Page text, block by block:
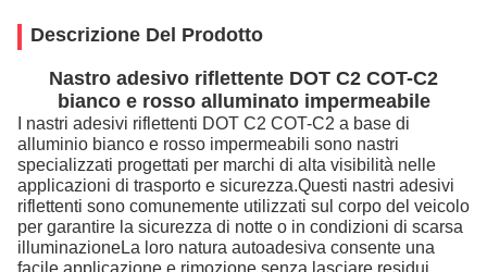
Descrizione Del Prodotto
Nastro adesivo riflettente DOT C2 COT-C2
bianco e rosso alluminato impermeabile
I nastri adesivi riflettenti DOT C2 COT-C2 a base di
alluminio bianco e rosso impermeabili sono nastri
specializzati progettati per marchi di alta visibilità nelle
applicazioni di trasporto e sicurezza.Questi nastri adesivi
riflettenti sono comunemente utilizzati sul corpo del veicolo
per garantire la sicurezza di notte o in condizioni di scarsa
illuminazioneLa loro natura autoadesiva consente una
facile applicazione e rimozione senza lasciare residui,